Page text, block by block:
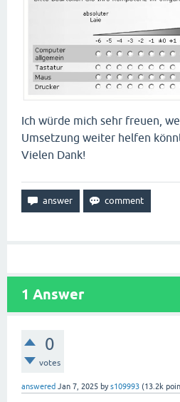
Ich würde mich sehr freuen,
Umsetzung weiter helfen
Vielen Dank!
1 Answer
0
votes
answered Jan 7, 2025 bys109993 (13.2k